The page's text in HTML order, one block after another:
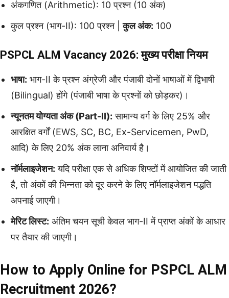
अंकगणित (Arithmetic): 10 प्रश्न (10 अंक)
कुल प्रश्न (भाग-II): 100 प्रश्न |कुल अंक: 100
PSPCL ALM Vacancy 2026: मुख्य परीक्षा नियम
भाषा: भाग-II के प्रश्न अंग्रेजी और पंजाबी दोनों भाषाओं में द्विभाषी
(Bilingual) होंगे (पंजाबी भाषा के प्रश्नों को छोड़कर)।
न्यूनतम योग्यता अंक (Part-II): सामान्य वर्ग के लिए 25% और
आरक्षित वर्गों (EWS, SC, BC, Ex-Servicemen, PwD,
आदि) के लिए 20% अंक लाना अनिवार्य है।
नॉर्मलाइजेशन: यदि परीक्षा एक से अधिक शिफ्टों में आयोजित की जाती
है, तो अंकों की भिन्नता को दूर करने के लिए नॉर्मलाइजेशन पद्धति
अपनाई जाएगी।
मेरिट लिस्ट: अंतिम चयन सूची केवल भाग-II में प्राप्त अंकों के आधार
पर तैयार की जाएगी।
How to Apply Online for PSPCL ALM
Recruitment 2026?